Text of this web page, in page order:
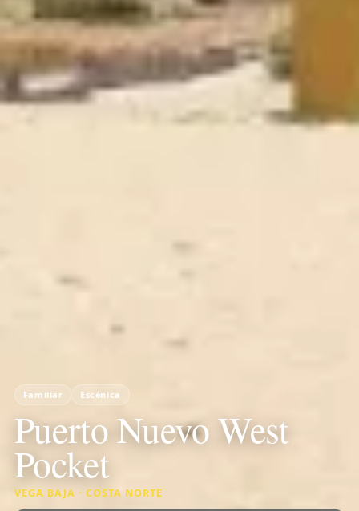
Familiar Escénica
Puerto Nuevo West
Pocket
VEGA BAJA · COSTA NORTE